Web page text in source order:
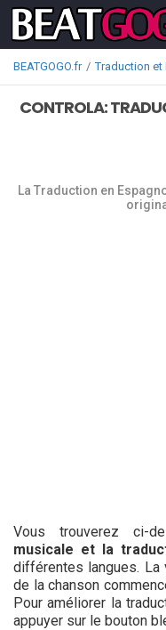
BEATGOGO.fr Traduction et
CONTROLA:
La Traduction en
Vous trouverez ci-
musicale et la
différentes langues. La
de la chanson
Pour améliorer la
appuyer sur le bouton